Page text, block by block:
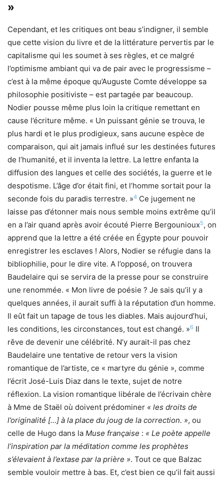
»
Cependant, et les critiques ont beau s’indigner, il semble
que cette vision du livre et de la littérature pervertis par le
capitalisme qui les soumet à ses règles, et ce malgré
l’optimisme ambiant qui va de pair avec le progressisme –
c’est à la même époque qu’Auguste Comte développe sa
philosophie positiviste – est partagée par beaucoup.
Nodier pousse même plus loin la critique remettant en
cause l’écriture même. « Un puissant génie se trouva, le
plus hardi et le plus prodigieux, sans aucune espèce de
comparaison, qui ait jamais influé sur les destinées futures
de l’humanité, et il inventa la lettre. La lettre enfanta la
diffusion des langues et celle des sociétés, la guerre et le
despotisme. L’âge d’or était fini, et l’homme sortait pour la
seconde fois du paradis terrestre. »4 Ce jugement ne
laisse pas d’étonner mais nous semble moins extrême qu’il
en a l’air quand après avoir écouté Pierre Bergounioux5, on
apprend que la lettre a été créée en Égypte pour pouvoir
enregistrer les esclaves ! Alors, Nodier se réfugie dans la
bibliophilie, pour le dire vite. A l’opposé, on trouvera
Baudelaire qui se servira de la presse pour se construire
une renommée. « Mon livre de poésie ? Je sais qu’il y a
quelques années, il aurait suffi à la réputation d’un homme.
Il eût fait un tapage de tous les diables. Mais aujourd’hui,
les conditions, les circonstances, tout est changé. »6 Il
rêve de devenir une célébrité. N’y aurait-il pas chez
Baudelaire une tentative de retour vers la vision
romantique de l’artiste, ce « martyre du génie », comme
l’écrit José-Luis Diaz dans le texte, sujet de notre
réflexion. La vision romantique libérale de l’écrivain chère
à Mme de Staël où doivent prédominer « les droits de
l’originalité […] à la place du joug de la correction. », ou
celle de Hugo dans la Muse française : « Le poète appelle
l’inspiration par la méditation comme les prophètes
s’élevaient à l’extase par la prière ». Tout ce que Balzac
semble vouloir mettre à bas. Et, c’est bien ce qu’il fait aussi